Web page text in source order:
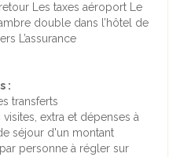
Les taxes aéroport Le
double dans l’hôtel de
L’assurance
:
transferts
extra et dépenses à
séjour d'un montant
personne à régler sur